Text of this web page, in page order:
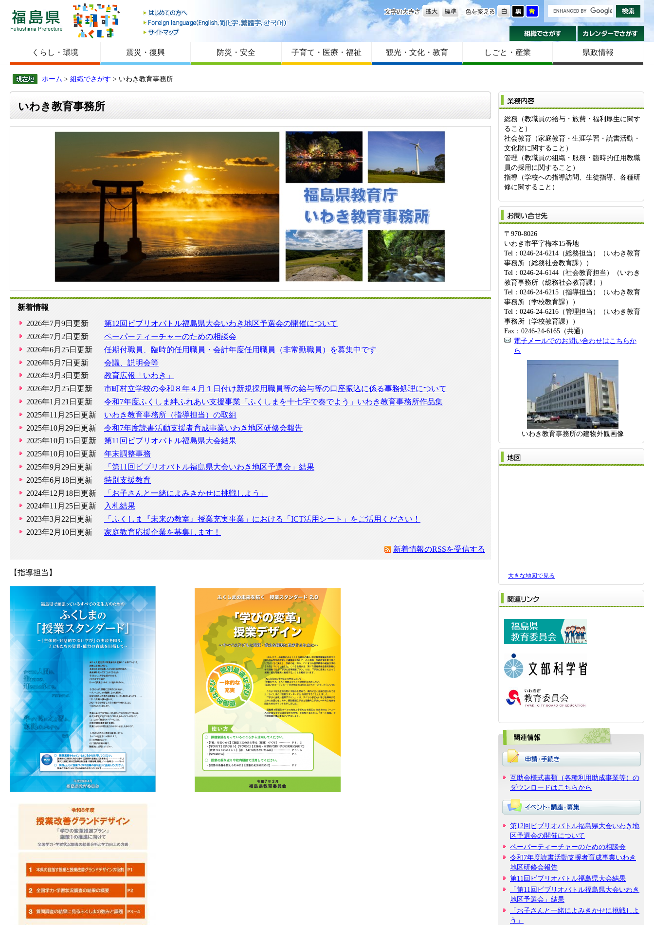
福島県
はじめての方へ
Foreign language
サイトマップ
色を変える
文字の大きさ
組織でさがす
くらし・環境 震災・復興 防災・安全 子育て・医療・福祉 観光・文化・教育 しごと・産業 県政情報
ホーム > 組織でさがす > いわき教育事務所
いわき教育事務所
新着情報
2026年7月9日更新
第12回ビブリオバトル福島県大会いわき地区予選会の開催について
2026年7月2日更新
ペーパーティーチャーのための相談会
2026年6月25日更新
任期付職員、臨時的任用職員・会計年度任用職員（非常勤職員）を募集中です
2026年5月7日更新
会議、説明会等
2026年3月3日更新
教育広報「いわき」
2026年2月25日更新
市町村立学校の令和８年４月１日付け新規採用職員等の給与等の口座振込に係る事務処理について
2026年1月21日更新
令和7年度ふくしま絆ふれあい支援事業「ふくしまを十七字で奏でよう」いわき教育事務所作品集
2025年11月25日更新
いわき教育事務所（指導担当）の取組
2025年10月29日更新
令和7年度読書活動支援者育成事業いわき地区研修会報告
2025年10月15日更新
第11回ビブリオバトル福島県大会結果
2025年10月10日更新
年末調整事務
2025年9月29日更新
「第11回ビブリオバトル福島県大会いわき地区予選会」結果
2025年6月18日更新
特別支援教育
2024年12月18日更新
「お子さんと一緒によみきかせに挑戦しよう」
2024年11月25日更新
入札結果
2023年3月22日更新
「ふくしま『未来の教室』授業充実事業」における「ICT活用シート」をご活用ください！
2023年2月10日更新
家庭教育応援企業を募集します！
新着情報のRSSを受信する
【指導担当】
総務（教職員の給与・旅費・福利厚生に関す
ること）
社会教育（家庭教育・生涯学習・読書活動・
文化財に関すること）
管理（教職員の組織・服務・臨時的任用教職
員の採用に関すること）
指導（学校への指導訪問、生徒指導、各種研
修に関すること）
〒970-8026
いわき市平字梅本15番地
Tel：0246-24-6214（総務担当）（いわき教育
事務所（総務社会教育課））
Tel：0246-24-6144（社会教育担当）（いわき
教育事務所（総務社会教育課））
Tel：0246-24-6215（指導担当）（いわき教育
事務所（学校教育課））
Tel：0246-24-6216（管理担当）（いわき教育
事務所（学校教育課））
Fax：0246-24-6165（共通）
電子メールでのお問い合わせはこちらか
ら
いわき教育事務所の建物外観画像
大きな地図で見る
互助会様式書類（各種利用助成事業等）の
ダウンロードはこちらから
第12回ビブリオバトル福島県大会いわき地
区予選会の開催について
ペーパーティーチャーのための相談会
令和7年度読書活動支援者育成事業いわき
地区研修会報告
第11回ビブリオバトル福島県大会結果
「第11回ビブリオバトル福島県大会いわき
地区予選会」結果
「お子さんと一緒によみきかせに挑戦しよ
う」